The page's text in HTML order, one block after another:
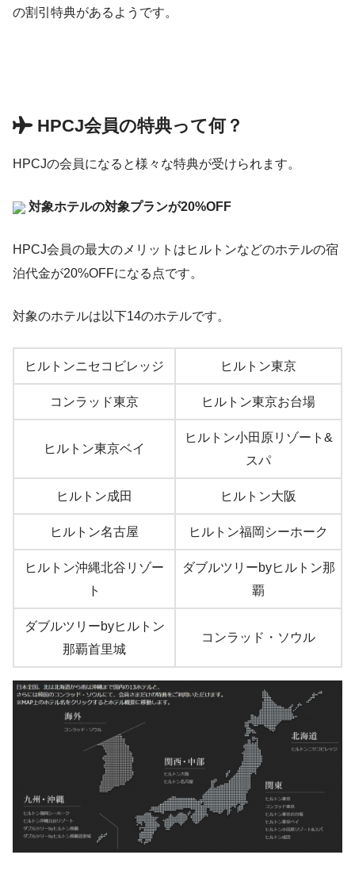
の割引特典があるようです。
HPCJ会員の特典って何？
HPCJの会員になると様々な特典が受けられます。
対象ホテルの対象プランが20%OFF
HPCJ会員の最大のメリットはヒルトンなどのホテルの宿
泊代金が20%OFFになる点です。
対象のホテルは以下14のホテルです。
ヒルトンニセコビレッジ ヒルトン東京
コンラッド東京 ヒルトン東京お台場
ヒルトン東京ベイ
ヒルトン小田原リゾート&
スパ
ヒルトン成田 ヒルトン大阪
ヒルトン名古屋 ヒルトン福岡シーホーク
ヒルトン沖縄北谷リゾー
ト
ダブルツリーbyヒルトン那
覇
ダブルツリーbyヒルトン
那覇首里城
コンラッド・ソウル